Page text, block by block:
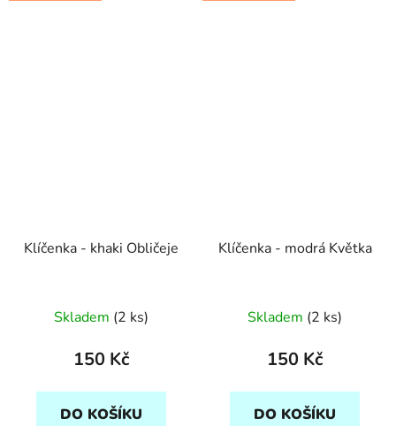
Klíčenka - khaki Obličeje
Skladem (2 ks)
150 Kč
DO KOŠÍKU
Klíčenka - modrá Květka
Skladem (2 ks)
150 Kč
DO KOŠÍKU